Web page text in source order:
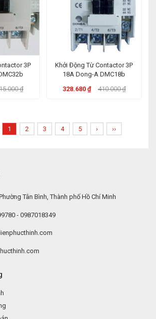
3P
₫
Khởi Động Từ Contactor 3P
18A Dong-A DMC18b
328.680 ₫
410.000 ₫
1 2 3 4 5 › ››
Tân Bình, Thành phố Hồ Chí Minh
- 0987018349